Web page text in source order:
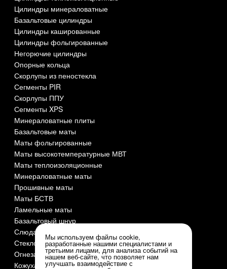
Цилиндры минераловатные
Базальтовые цилиндры
Цилиндры кашированные
Цилиндры фольгированные
Негорючие цилиндры
Опорные кольца
Скорлупы из пеностекла
Сегменты PIR
Скорлупы ППУ
Сегменты XPS
Минераловатные плиты
Базальтовые маты
Маты фольгированные
Маты высокотемпературные МВТ
Маты теплоизоляционные
Минераловатные маты
Прошивные маты
Маты БСТВ
Ламельные маты
Базальтовый шнур
Слюда СМОГ
Стеклоткань
Огнезащита и огнеупоры
Кожуха оцинкованные
Мы используем файлы cookie,
разработанные нашими специалистами и
третьими лицами, для анализа событий на
нашем веб-сайте, что позволяет нам
улучшать взаимодействие с